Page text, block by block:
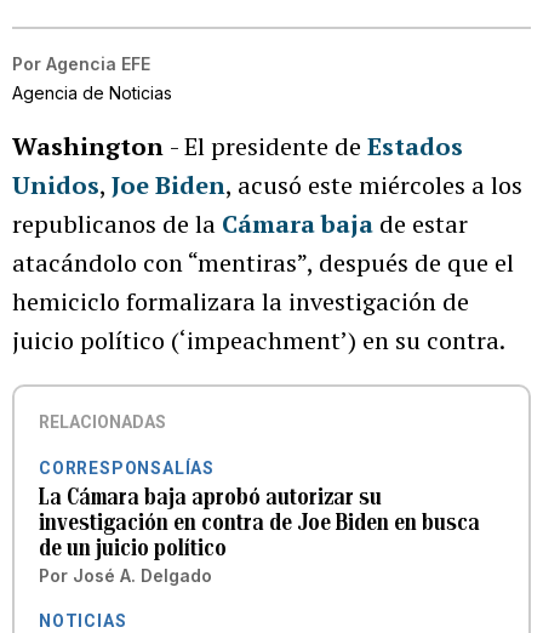
Por Agencia EFE
Agencia de Noticias
Washington - El presidente de Estados
Unidos, Joe Biden, acusó este miércoles a los
republicanos de la Cámara baja de estar
atacándolo con “mentiras”, después de que el
hemiciclo formalizara la investigación de
juicio político (‘impeachment’) en su contra.
RELACIONADAS
CORRESPONSALÍAS
La Cámara baja aprobó autorizar su
investigación en contra de Joe Biden en busca
de un juicio político
Por José A. Delgado
NOTICIAS